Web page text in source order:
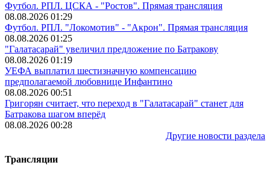
Футбол. РПЛ. ЦСКА - "Ростов". Прямая трансляция
08.08.2026 01:29
Футбол. РПЛ. "Локомотив" - "Акрон". Прямая трансляция
08.08.2026 01:25
"Галатасарай" увеличил предложение по Батракову
08.08.2026 01:19
УЕФА выплатил шестизначную компенсацию
предполагаемой любовнице Инфантино
08.08.2026 00:51
Григорян считает, что переход в "Галатасарай" станет для
Батракова шагом вперёд
08.08.2026 00:28
Другие новости раздела
Трансляции